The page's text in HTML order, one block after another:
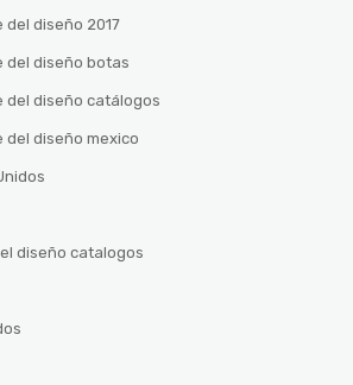
del diseño 2017
del diseño botas
del diseño catálogos
del diseño mexico
diseño catalogos